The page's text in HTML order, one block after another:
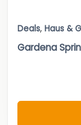
Deals, Haus &
Gardena